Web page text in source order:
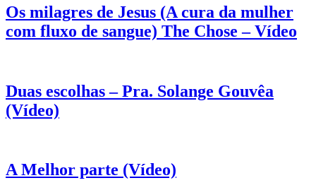
Os milagres de Jesus (A cura da mulher
com fluxo de sangue) The Chose – Vídeo
Duas escolhas – Pra. Solange Gouvêa
(Vídeo)
A Melhor parte (Vídeo)